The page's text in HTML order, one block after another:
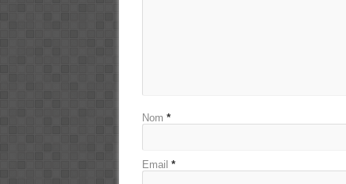
Nom *
Email *